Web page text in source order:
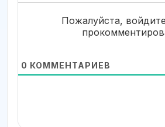
Пожалуйста,
0 КОММЕНТАРИЕВ